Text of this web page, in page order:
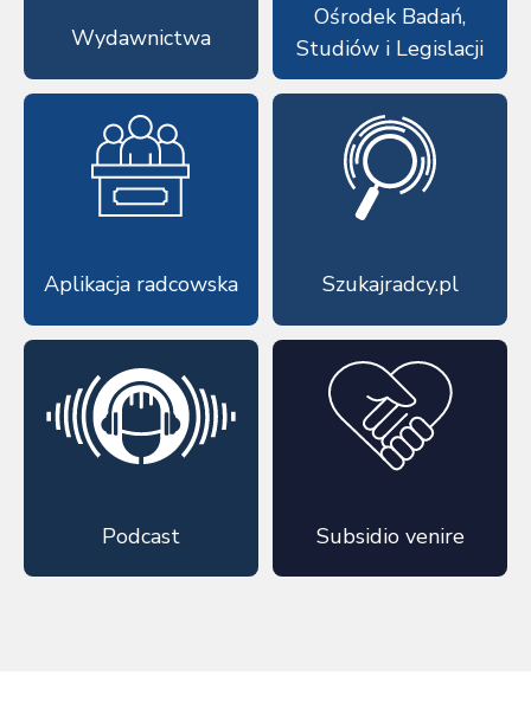
Wydawnictwa
Ośrodek Badań,
Studiów i Legislacji
Aplikacja radcowska Szukajradcy.pl
Podcast Subsidio venire